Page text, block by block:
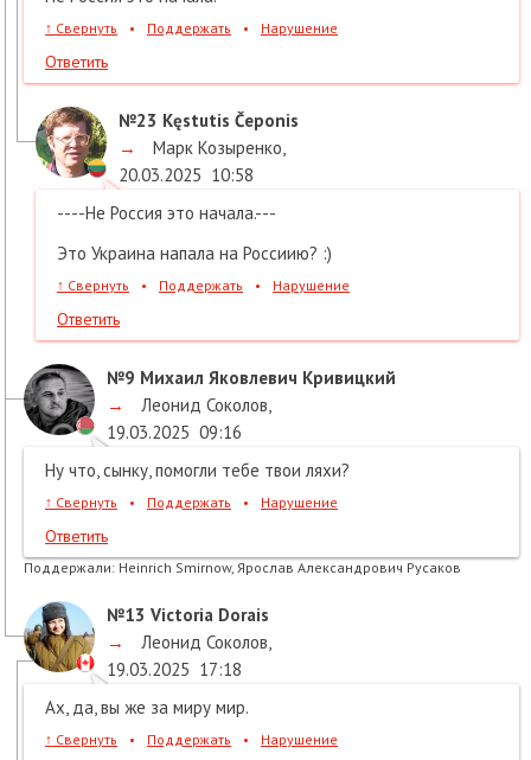
↑ Свернуть • Поддержать • Нарушение
Ответить
№23 Kęstutis Čeponis
→
Марк Козыренко,
20.03.2025 10:58
----Не Россия это начала.---
Это Украина напала на Россиию? :)
↑ Свернуть • Поддержать • Нарушение
Ответить
№9 Михаил Яковлевич Кривицкий
→
Леонид Соколов,
19.03.2025 09:16
Ну что, сынку, помогли тебе твои ляхи?
↑ Свернуть • Поддержать • Нарушение
Ответить
Поддержали: Heinrich Smirnow, Ярослав Александрович Русаков
№13 Victoria Dorais
→
Леонид Соколов,
19.03.2025 17:18
Ах, да, вы же за миру мир.
↑ Свернуть • Поддержать • Нарушение